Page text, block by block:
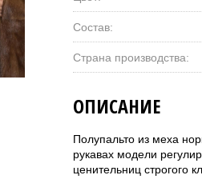
Состав:
Страна производства:
ОПИСАНИЕ
Полупальто из меха
рукавах модели
ценительниц строгого